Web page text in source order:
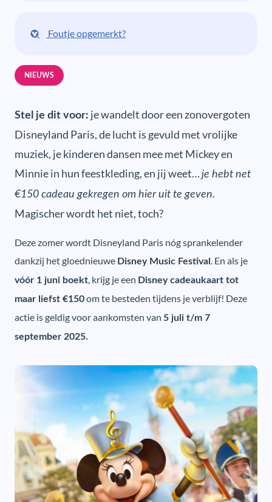
Foutje opgemerkt?
NIEUWS
Stel je dit voor: je wandelt door een zonovergoten
Disneyland Paris, de lucht is gevuld met vrolijke
muziek, je kinderen dansen mee met Mickey en
Minnie in hun feestkleding, en jij weet…je hebt net
€150 cadeau gekregen om hier uit te geven.
Magischer wordt het niet, toch?
Deze zomer wordt Disneyland Paris nóg sprankelender
dankzij het gloednieuwe Disney Music Festival . En als je
vóór 1 juni boekt, krijg je een Disney cadeaukaart tot
maar liefst €150om te besteden tijdens je verblijf! Deze
actie is geldig voor aankomsten van 5 juli t/m 7
september 2025.